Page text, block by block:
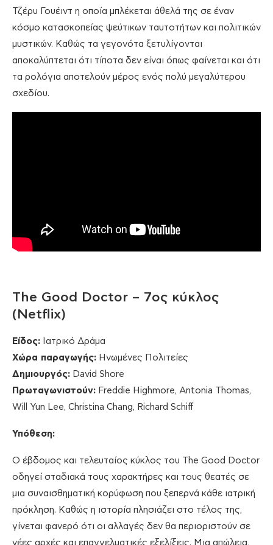
Τζέρυ Γουέιντ η οποία μπλέκεται άθελά της σε έναν
κόσμο κατασκοπείας ψεύτικων ταυτοτήτων και πολιτικών
μυστικών. Καθώς τα γεγονότα ξετυλίγονται
αποκαλύπτεται ότι τίποτα δεν είναι όπως φαίνεται και ότι
τα ρολόγια αποτελούν μέρος ενός πολύ μεγαλύτερου
σχεδίου.
The Good Doctor – 7ος κύκλος
(Netflix)
Είδος: Ιατρικό Δράμα
Χώρα παραγωγής: Ηνωμένες Πολιτείες
Δημιουργός: David Shore
Πρωταγωνιστούν: Freddie Highmore, Antonia Thomas,
Will Yun Lee, Christina Chang, Richard Schiff
Υπόθεση:
Ο έβδομος και τελευταίος κύκλος του The Good Doctor
οδηγεί σταδιακά τους χαρακτήρες και τους θεατές σε
μια συναισθηματική κορύφωση που ξεπερνά κάθε ιατρική
πρόκληση. Καθώς η ιστορία πλησιάζει στο τέλος της,
γίνεται φανερό ότι οι αλλαγές δεν θα περιοριστούν σε
νέες αρχές και επαγγελματικές εξελίξεις. Μια απώλεια,